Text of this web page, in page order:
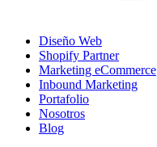
Diseño Web
Shopify Partner
Marketing eCommerce
Inbound Marketing
Portafolio
Nosotros
Blog